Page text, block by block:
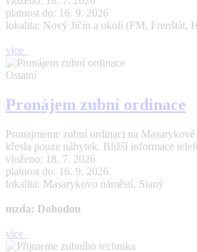
platnost do: 16. 9. 2026
lokalita: Nový Jičín a okolí (FM, Frenštát,
více
Ostatní
Pronájem zubní ordinace
Pronajmeme zubní ordinaci na
křesla pouze nábytek. Bližší informace
vloženo: 18. 7. 2026
platnost do: 16. 9. 2026
lokalita: Masarykovo náměstí, Slaný
mzda: Dohodou
více